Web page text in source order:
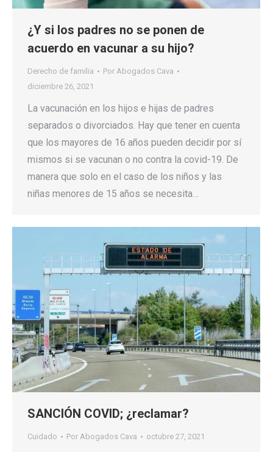
¿Y si los padres no se ponen de
acuerdo en vacunar a su hijo?
Derecho de familia Por Abogados Cava
diciembre 26, 2021
La vacunación en los hijos e hijas de padres
separados o divorciados. Hay que tener en cuenta
que los mayores de 16 años pueden decidir por sí
mismos si se vacunan o no contra la covid-19. De
manera que solo en el caso de los niños y las
niñas menores de 15 años se necesita…
SANCIÓN COVID; ¿reclamar?
Cuidado Por Abogados Cava octubre 27, 2021